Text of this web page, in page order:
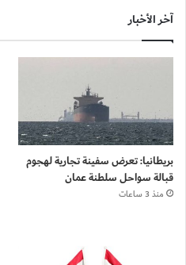
آخر الأخبار
بريطانيا: تعرض سفينة تجارية لهجوم
قبالة سواحل سلطنة عمان
منذ 3 ساعات